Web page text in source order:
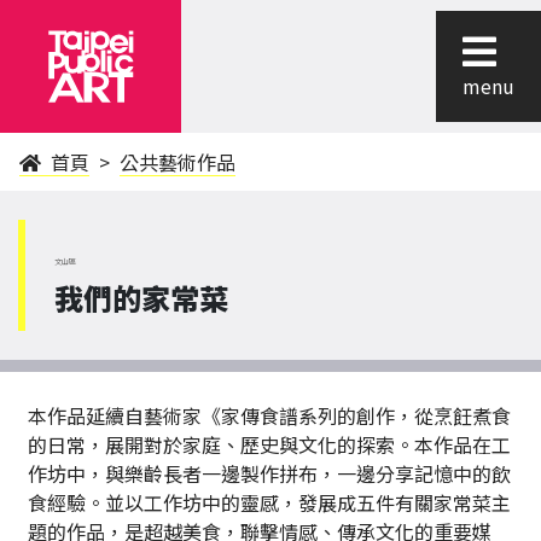
menu
首頁 公共藝術作品
文山區
我們的家常菜
本作品延續自藝術家《家傳食譜系列的創作，從烹飪煮食
的日常，展開對於家庭、歷史與文化的探索。本作品在工
作坊中，與樂齡長者一邊製作拼布，一邊分享記憶中的飲
食經驗。並以工作坊中的靈感，發展成五件有關家常菜主
題的作品，是超越美食，聯擊情感、傳承文化的重要媒